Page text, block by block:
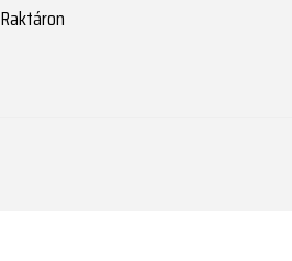
Raktáron